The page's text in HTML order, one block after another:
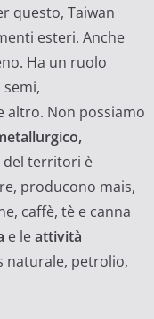
questo, Taiwan
esteri. Anche
Ha un ruolo
altro. Non possiamo
del territori è
producono mais,
caffè, tè e canna
e leattività
naturale, petrolio,